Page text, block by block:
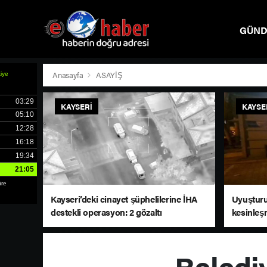
Anasayfa ASAYİŞ
KAYSERI
Kayseri’deki cinayet şüphelilerine İHA
destekli operasyon: 2 gözaltı